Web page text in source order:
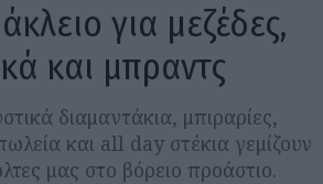
για μεζέδες,
και μπραντς
διαμαντάκια, μπιραρίες,
και all day στέκια γεμίζουν
μας στο βόρειο προάστιο.